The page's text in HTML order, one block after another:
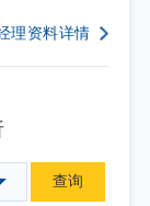
理资料详情
查询